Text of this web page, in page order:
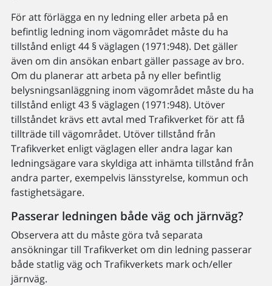
För att förlägga en ny ledning eller arbeta på en
befintlig ledning inom vägområdet måste du ha
tillstånd enligt 44 § väglagen (1971:948). Det gäller
även om din ansökan enbart gäller passage av bro.
Om du planerar att arbeta på ny eller befintlig
belysningsanläggning inom vägområdet måste du ha
tillstånd enligt 43 § väglagen (1971:948). Utöver
tillståndet krävs ett avtal med Trafikverket för att få
tillträde till vägområdet. Utöver tillstånd från
Trafikverket enligt väglagen eller andra lagar kan
ledningsägare vara skyldiga att inhämta tillstånd från
andra parter, exempelvis länsstyrelse, kommun och
fastighetsägare.
Passerar ledningen både väg och järnväg?
Observera att du måste göra två separata
ansökningar till Trafikverket om din ledning passerar
både statlig väg och Trafikverkets mark och/eller
järnväg.